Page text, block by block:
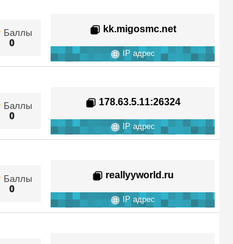
Баллы
0
kk.migosmc.net
IP адрес
Баллы
0
178.63.5.11:26324
IP адрес
Баллы
0
reallyyworld.ru
IP адрес